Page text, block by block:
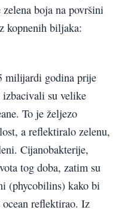
boja na površini
kopnenih biljaka:
milijardi godina prije
su velike
To je željezo
a reflektiralo zelenu,
Cijanobakterije,
tog doba, zatim su
(phycobilins) kako bi
reflektirao. Iz